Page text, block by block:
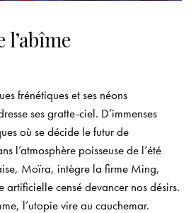
l’abîme
frénétiques et ses néons
ses gratte-ciel. D’immenses
où se décide le futur de
l’atmosphère poisseuse de l’été
Moïra, intègre la firme Ming,
artificielle censé devancer nos désirs.
l’utopie vire au cauchemar.